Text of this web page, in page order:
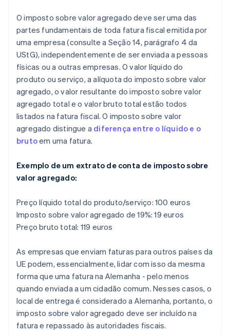
O imposto sobre valor agregado deve ser uma das
partes fundamentais de toda fatura fiscal emitida por
uma empresa (consulte a Seção 14, parágrafo 4 da
UStG), independentemente de ser enviada a pessoas
físicas ou a outras empresas. O valor líquido do
produto ou serviço, a alíquota do imposto sobre valor
agregado, o valor resultante do imposto sobre valor
agregado total e o valor bruto total estão todos
listados na fatura fiscal. O imposto sobre valor
agregado distingue a diferença entre o líquido e o
brutoem uma fatura.
Exemplo de um extrato de conta de imposto sobre
valor agregado:
Preço líquido total do produto/serviço: 100 euros
Imposto sobre valor agregado de 19%: 19 euros
Preço bruto total: 119 euros
As empresas que enviam faturas para outros países da
UE podem, essencialmente, lidar com isso da mesma
forma que uma fatura na Alemanha - pelo menos
quando enviada a um cidadão comum. Nesses casos, o
local de entrega é considerado a Alemanha, portanto, o
imposto sobre valor agregado deve ser incluído na
fatura e repassado às autoridades fiscais.